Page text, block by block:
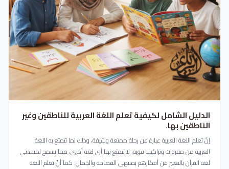
الدليل الشامل لكيفية تعلم اللغة العربية للناطقين وغير
الناطقين بها.
إنّ تعلم اللغة العربية عبارة عن رحلة ممتعة وشيقة، وذلك لما تتمتع به اللغة
العربية من مفردات وتراكيب قوية، لا تتمتع بها أي لغة أخرى، مما يسمح لمتحدثي
لغة القرآن بالتعبير عن أفكارهم بمنتهى الفصاحة والجمال. كما أنّ تعلم اللغة